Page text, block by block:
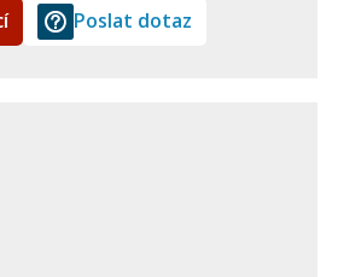
Poslat dotaz